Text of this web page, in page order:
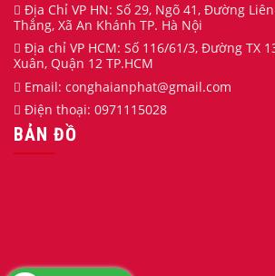
Địa Chỉ VP HN: Số 29, Ngõ 41, Đường
Thắng, Xã An Khánh TP. Hà Nội
Địa chỉ VP HCM: Số 116/61/3, Đường TX
Xuân, Quận 12 TP.HCM
Email: conghaianphat@gmail.com
Điện thoại: 0971115028
BẢN ĐỒ